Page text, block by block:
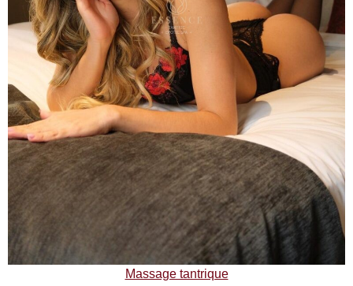
Massage tantrique